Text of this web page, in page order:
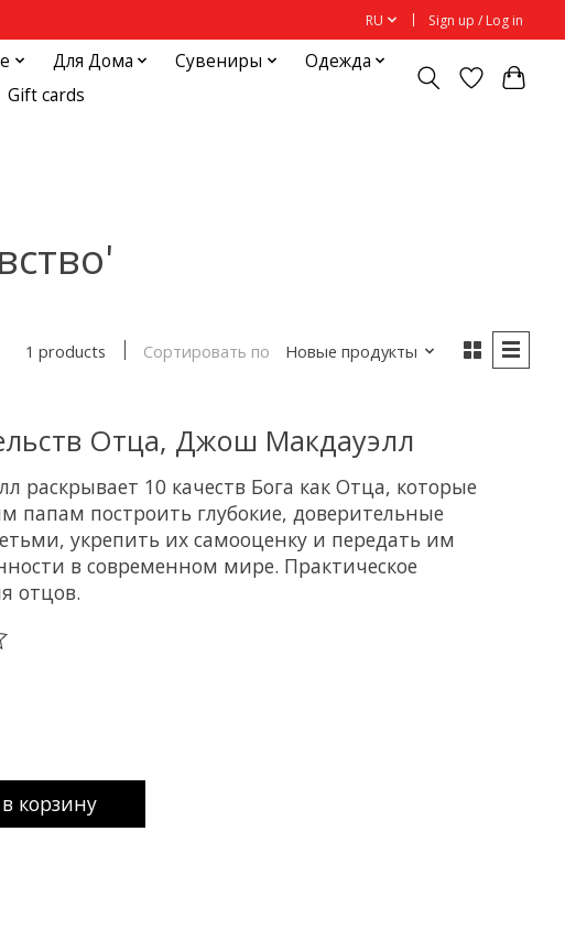
RU Sign up / Log in
Для Дома Сувениры
Одежда
Gift cards
1 products Сортировать по Новые продукты
Отца, Джош Макдауэлл
раскрывает 10 качеств Бога как Отца, которые
папам построить глубокие, доверительные
укрепить их самооценку и передать им
в современном мире. Практическое
отцов.
product is
корзину